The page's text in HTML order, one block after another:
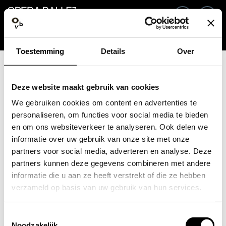
Toestemming Details Over
Deze website maakt gebruik van cookies
We gebruiken cookies om content en advertenties te
personaliseren, om functies voor social media te bieden
en om ons websiteverkeer te analyseren. Ook delen we
informatie over uw gebruik van onze site met onze
partners voor social media, adverteren en analyse. Deze
partners kunnen deze gegevens combineren met andere
informatie die u aan ze heeft verstrekt of die ze hebben
verzameld op basis van uw gebruik van hun services.
Password Forgot password?
Create profile